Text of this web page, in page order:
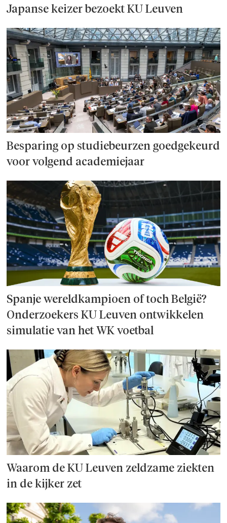
Japanse keizer bezoekt KU Leuven
Besparing op studie­beurzen goed­ge­keurd
voor volgend academiejaar
Spanje wereld­kampioen of toch België?
Onderzoek­ers KU Leuven ontwikkelen
simulatie van het WK voetbal
Waarom de KU Leuven zeldzame ziekten
in de kijker zet